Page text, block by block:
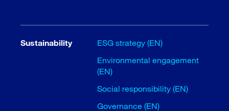
Sustainability
ESG strategy (EN)
Environmental engagement
(EN)
Social responsibility (EN)
Governance (EN)